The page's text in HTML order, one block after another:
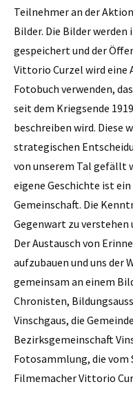
Teilnehmer an der
Bilder. Die Bilder
gespeichert und der
Vittorio Curzel wird eine
Fotobuch verwenden,
seit dem Kriegsende
beschreiben wird. Diese
strategischen
von unserem Tal gefällt
eigene Geschichte ist
Gemeinschaft. Die
Gegenwart zu verstehen
Der Austausch von
aufzubauen und uns der
gemeinsam an einem
Chronisten,
Vinschgaus, die
Bezirksgemeinschaft
Fotosammlung, die vom
Filmemacher Vittorio